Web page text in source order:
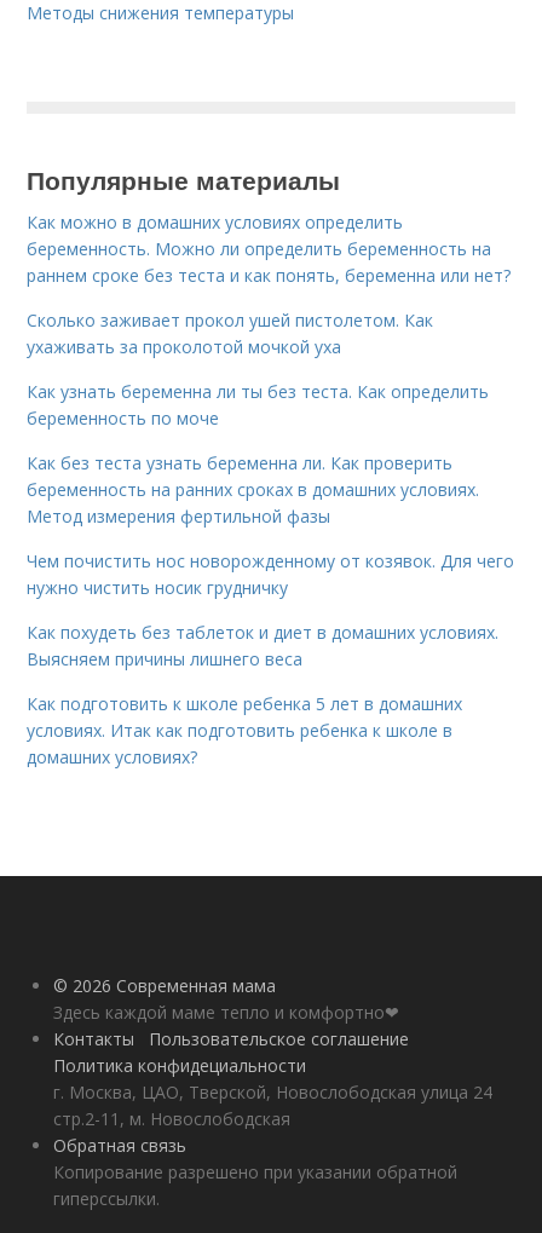
Методы снижения температуры
Популярные материалы
Как можно в домашних условиях определить
беременность. Можно ли определить беременность на
раннем сроке без теста и как понять, беременна или нет?
Сколько заживает прокол ушей пистолетом. Как
ухаживать за проколотой мочкой уха
Как узнать беременна ли ты без теста. Как определить
беременность по моче
Как без теста узнать беременна ли. Как проверить
беременность на ранних сроках в домашних условиях.
Метод измерения фертильной фазы
Чем почистить нос новорожденному от козявок. Для чего
нужно чистить носик грудничку
Как похудеть без таблеток и диет в домашних условиях.
Выясняем причины лишнего веса
Как подготовить к школе ребенка 5 лет в домашних
условиях. Итак как подготовить ребенка к школе в
домашних условиях?
© 2026 Современная мама
Здесь каждой маме тепло и комфортно❤
Контакты
Пользовательское соглашение
Политика конфидециальности
г. Москва, ЦАО, Тверской, Новослободская улица 24
стр.2-11, м. Новослободская
Обратная связь
Копирование разрешено при указании обратной
гиперссылки.